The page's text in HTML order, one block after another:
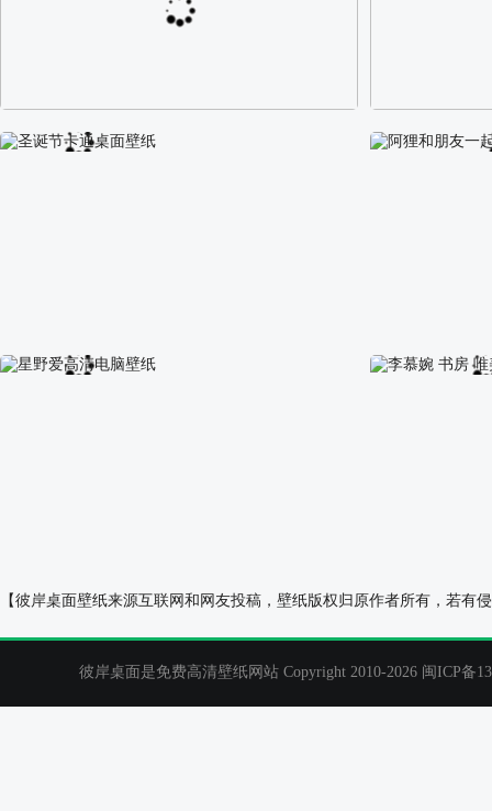
阿尔卑斯山区自然风景壁纸 校园长发可爱
圣诞节卡通桌面壁纸 阿狸和朋友一
【彼岸桌面壁纸来源互联网和网友投稿，壁纸版权归原作者所有，若
彼岸桌面是免费高清壁纸网站 Copyright 2010-2026 闽ICP备